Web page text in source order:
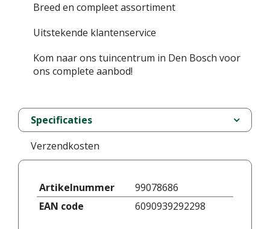
Breed en compleet assortiment
Uitstekende klantenservice
Kom naar ons tuincentrum in Den Bosch voor
ons complete aanbod!
Specificaties
Verzendkosten
Artikelnummer
99078686
EAN code
6090939292298